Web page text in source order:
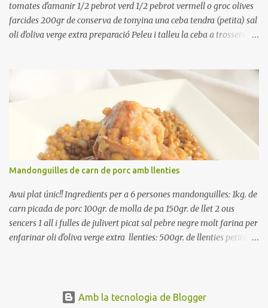
tomates d'amanir 1/2 pebrot verd 1/2 pebrot vermell o groc olives
farcides 200gr de conserva de tonyina una ceba tendra (petita) sal
oli d'oliva verge extra preparació Peleu i talleu la ceba a trossets i
Renteu les tomates i talleu-les a octaus. Talleu les olives a
rodanxes. Una hora abans de portar a la taula, poseu els cigrons,
ben escorreguts, en un bol, amb la resta d'ingredients: les tomates,
el pebrot, la ceba, (escorreguda), les olives i la tonyina esmicolada.
Amaniu amb sal i oli... bon profit!!
Mandonguilles de carn de porc amb llenties
Avui plat únic!! Ingredients per a 6 persones mandonguilles: 1kg. de
carn picada de porc 100gr. de molla de pa 150gr. de llet 2 ous
sencers 1 all i fulles de julivert picat sal pebre negre molt farina per
enfarinar oli d'oliva verge extra llenties: 500gr. de llenties petites
entre 40 i 50 minuts. Poseu la carn picada en un bol i barregeu-la
Amb la tecnologia de Blogger